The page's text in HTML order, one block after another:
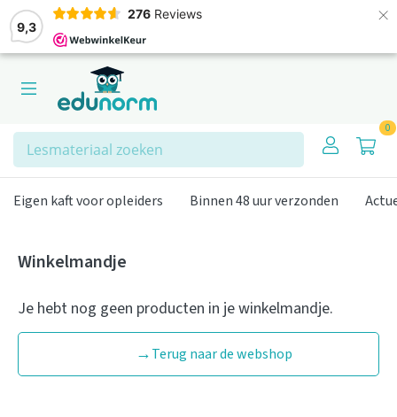
9,3
276 Reviews ×
Zoeken 0
Eigen kaft voor opleiders Binnen 48 uur verzonden
Winkelmandje
Je hebt nog geen producten in je winkelmandje.
Terug naar de webshop